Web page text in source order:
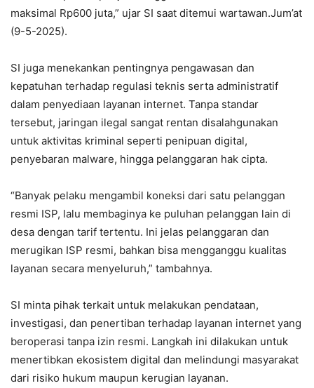
maksimal Rp600 juta,” ujar SI saat ditemui wartawan.Jum’at
(9-5-2025).
SI juga menekankan pentingnya pengawasan dan
kepatuhan terhadap regulasi teknis serta administratif
dalam penyediaan layanan internet. Tanpa standar
tersebut, jaringan ilegal sangat rentan disalahgunakan
untuk aktivitas kriminal seperti penipuan digital,
penyebaran malware, hingga pelanggaran hak cipta.
“Banyak pelaku mengambil koneksi dari satu pelanggan
resmi ISP, lalu membaginya ke puluhan pelanggan lain di
desa dengan tarif tertentu. Ini jelas pelanggaran dan
merugikan ISP resmi, bahkan bisa mengganggu kualitas
layanan secara menyeluruh,” tambahnya.
SI minta pihak terkait untuk melakukan pendataan,
investigasi, dan penertiban terhadap layanan internet yang
beroperasi tanpa izin resmi. Langkah ini dilakukan untuk
menertibkan ekosistem digital dan melindungi masyarakat
dari risiko hukum maupun kerugian layanan.